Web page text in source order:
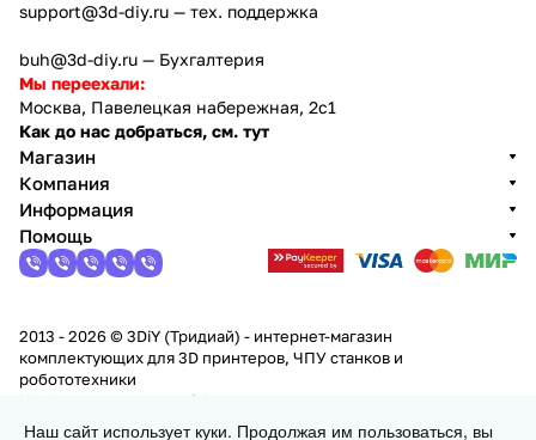
support@3d-diy.ru — тех. поддержка
buh@3d-diy.ru — Бухгалтерия
Мы переехали:
Москва, Павелецкая набережная, 2с1
Как до нас добраться, см. тут
Магазин
Компания
Информация
Помощь
2013 - 2026 © 3DiY (Тридиай) - интернет-магазин
комплектующих для 3D принтеров, ЧПУ станков и
робототехники
Оферта
Наш сайт использует куки. Продолжая им пользоваться, вы